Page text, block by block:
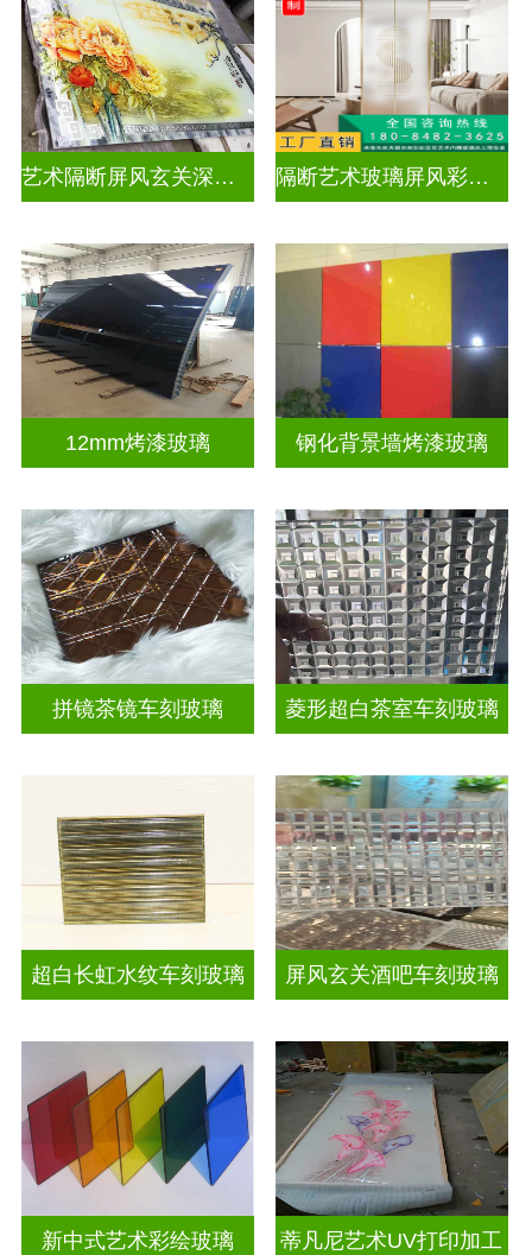
艺术隔断屏风玄关深雕双面效果 隔断艺术玻璃屏风彩绘深雕浮雕玻璃
12mm烤漆玻璃 钢化背景墙烤漆玻璃
拼镜茶镜车刻玻璃 菱形超白茶室车刻玻璃
超白长虹水纹车刻玻璃 屏风玄关酒吧车刻玻璃
新中式艺术彩绘玻璃 蒂凡尼艺术UV打印加工